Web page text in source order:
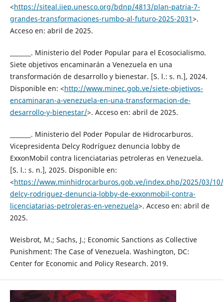
<https://siteal.iiep.unesco.org/bdnp/4813/plan-patria-7-
grandes-transformaciones-rumbo-al-futuro-2025-2031>.
Acceso en: abril de 2025.
_______. Ministerio del Poder Popular para el Ecosocialismo.
Siete objetivos encaminarán a Venezuela en una
transformación de desarrollo y bienestar. [S. l.: s. n.], 2024.
Disponible en: <http://www.minec.gob.ve/siete-objetivos-
encaminaran-a-venezuela-en-una-transformacion-de-
desarrollo-y-bienestar/>. Acceso en: abril de 2025.
_______. Ministerio del Poder Popular de Hidrocarburos.
Vicepresidenta Delcy Rodríguez denuncia lobby de
ExxonMobil contra licenciatarias petroleras en Venezuela.
[S. l.: s. n.], 2025. Disponible en:
<https://www.minhidrocarburos.gob.ve/index.php/2025/03/
delcy-rodriguez-denuncia-lobby-de-exxonmobil-contra-
licenciatarias-petroleras-en-venezuela>. Acceso en: abril de
2025.
Weisbrot, M.; Sachs, J.; Economic Sanctions as Collective
Punishment: The Case of Venezuela. Washington, DC:
Center for Economic and Policy Research. 2019.